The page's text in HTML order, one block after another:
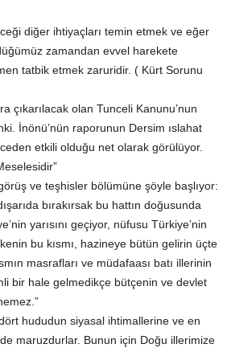
diğer ihtiyaçları temin etmek ve eğer
zamandan evvel harekete
tatbik etmek zaruridir. ( Kürt Sorunu
çıkarılacak olan Tunceli Kanunu’nun
İnönü’nün raporunun Dersim ıslahat
etkili olduğu net olarak görülüyor.
ve teşhisler bölümüne şöyle başlıyor:
bırakırsak bu hattın doğusunda
yarısını geçiyor, nüfusu Türkiye’nin
bu kısmı, hazineye bütün gelirin üçte
masrafları ve müdafaası batı illerinin
bir hale gelmedikçe bütçenin ve devlet
hududun siyasal ihtimallerine ve en
maruzdurlar. Bunun için Doğu illerimize